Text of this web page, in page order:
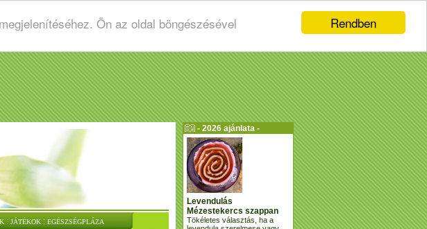
Rendben
Ön az oldal böngészésével
: JÁTÉKOK : EGÉSZSÉGPLÁZA
- 2026 ajánlata -
Levendulás
Mézestekercs szappan
Tökéletes választás, ha a